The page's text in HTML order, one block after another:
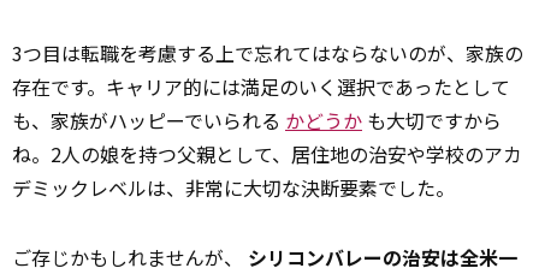
3つ目は転職を考慮する上で忘れてはならないのが、家族の
存在です。キャリア的には満足のいく選択であったとして
も、家族がハッピーでいられる かどうか も大切ですから
ね。2人の娘を持つ父親として、居住地の治安や学校のアカ
デミックレベルは、非常に大切な決断要素でした。
ご存じかもしれませんが、 シリコンバレーの治安は全米一